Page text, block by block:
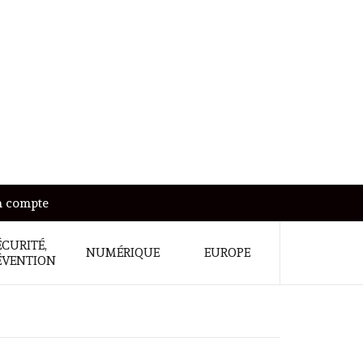
compte
NUMÉRIQUE EUROPE